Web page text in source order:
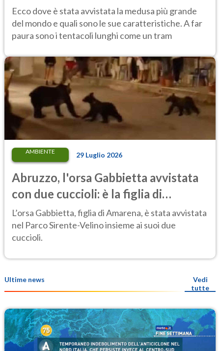
metri, più di un tram cittadino
Ecco dove è stata avvistata la medusa più grande
del mondo e quali sono le sue caratteristiche. A far
paura sono i tentacoli lunghi come un tram
AMBIENTE 29 Luglio 2026
Abruzzo, l'orsa Gabbietta avvistata
con due cuccioli: è la figlia di
Amarena
L’orsa Gabbietta, figlia di Amarena, è stata avvistata
nel Parco Sirente-Velino insieme ai suoi due
cuccioli.
Ultime news
Vedi
tutte